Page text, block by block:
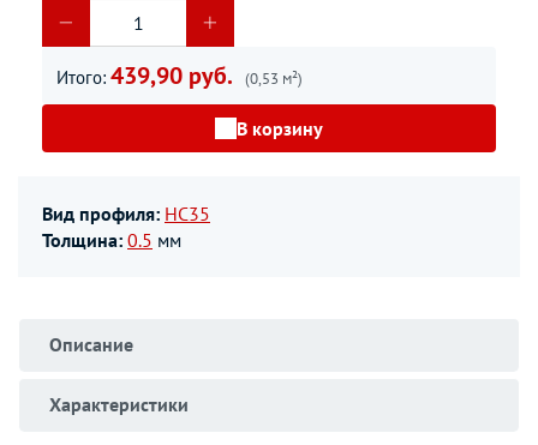
Итого: 439,90 руб. (0,53 м²)
В корзину
Вид профиля: НС35
Толщина: 0.5 мм
Описание
Характеристики